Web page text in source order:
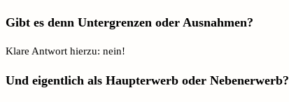
Gibt es denn Untergrenzen oder Ausnahmen?
Klare Antwort hierzu: nein!
Und eigentlich als Haupterwerb oder Nebenerwerb?